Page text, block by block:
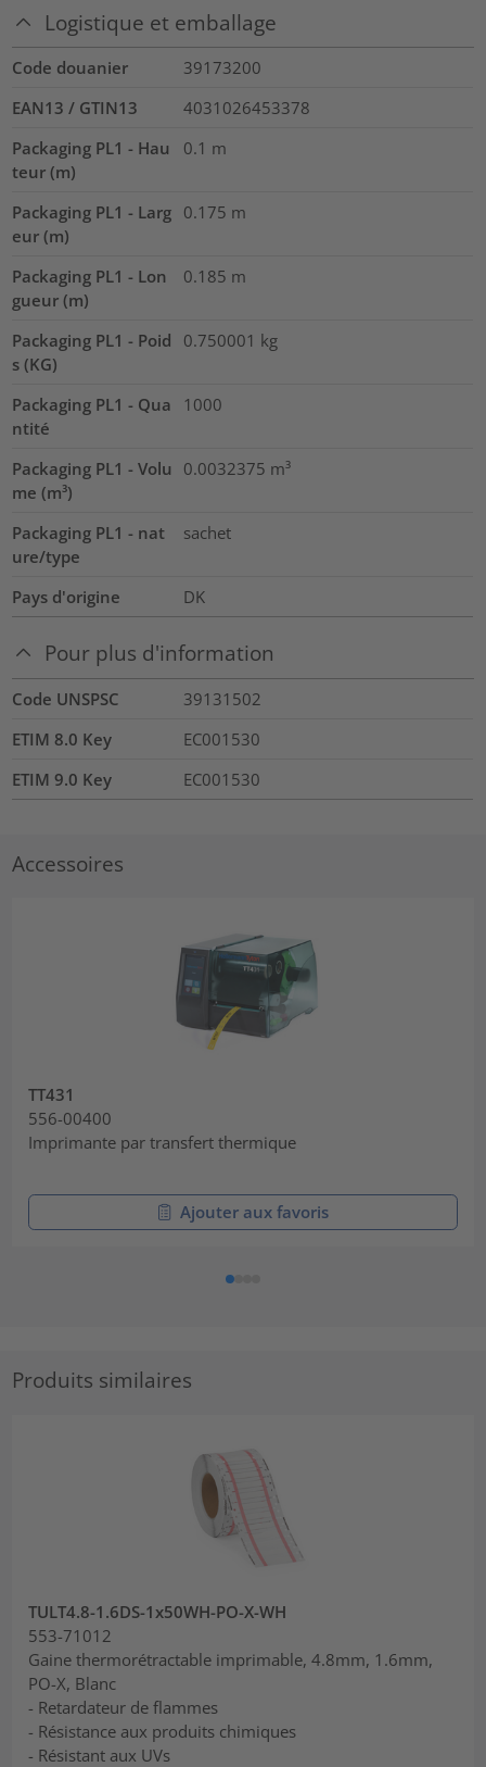
Logistique et emballage
Code douanier
39173200
EAN13 / GTIN13
4031026453378
Packaging PL1 - Hau
teur (m)
0.1 m
Packaging PL1 - Larg
eur (m)
0.175 m
Packaging PL1 - Lon
gueur (m)
0.185 m
Packaging PL1 - Poid
s (KG)
0.750001 kg
Packaging PL1 - Qua
ntité
1000
Packaging PL1 - Volu
me (m³)
0.0032375 m³
Packaging PL1 - nat
ure/type
sachet
Pays d'origine DK
Pour plus d'information
Code UNSPSC
39131502
ETIM 8.0 Key
EC001530
ETIM 9.0 Key
EC001530
Accessoires
TT431
556-00400
Imprimante par transfert thermique
Ajouter aux favoris
Produits similaires
TULT4.8-1.6DS-1x50WH-PO-X-WH
553-71012
Gaine thermorétractable imprimable, 4.8mm, 1.6mm,
PO-X, Blanc
- Retardateur de flammes
- Résistance aux produits chimiques
- Résistant aux UVs